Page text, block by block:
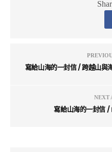
寫給山海的一封信 / 跨越山與
NEXT
寫給山海的一封信 /